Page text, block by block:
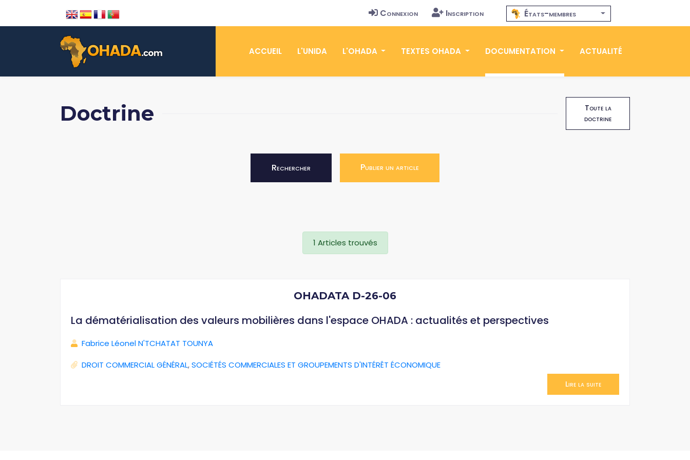
Connexion Inscription États-membres
ACCUEIL L'UNIDA L'OHADA TEXTES OHADA DOCUMENTATION ACTUALITÉ
Doctrine
Toute la
doctrine
Rechercher Publier un article
1 Articles trouvés
OHADATA D-26-06
La dématérialisation des valeurs mobilières dans l'espace OHADA : actualités et perspectives
Fabrice Léonel N'TCHATAT TOUNYA
DROIT COMMERCIAL GÉNÉRAL,SOCIÉTÉS COMMERCIALES ET GROUPEMENTS D'INTÉRÊT ÉCONOMIQUE
Lire la suite